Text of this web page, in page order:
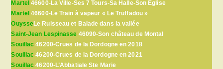
Martel 46600-La Ville-Ses 7 Tours-Sa Halle-Son Eglise
Martel 46600-Le Train à vapeur « Le Truffadou »
OuysseLe Ruisseau et Balade dans la vallée
Saint-Jean Lespinasse 46090-Son château de Montal
Souillac 46200-Crues de la Dordogne en 2018
Souillac 46200-Crues de la Dordogne en 2021
Souillac 46200-L’Abbatiale Ste Marie